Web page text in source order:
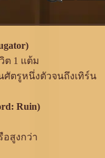
ต 1 แต้ม
ตรูหนึ่งตัวจนถึงเทิร์น
Ruin)
สูงกว่า